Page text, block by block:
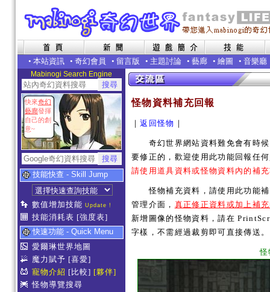
• 本站資訊 • 奇幻會員 • 留言版 • 主題討論 • 藝廊 • 繪圖 • 音樂廳
Mabinogi Search Engine
快來奇幻
藝廊發揮
自己的創
意~
技能快查 - Skill Jump
數值增加技能 Update !
技能消耗表 [強度表]
快速功能 - Quick Menu
愛爾琳世界地圖
魔力賦予 [喜愛]
寵物介紹 [比較] [夥伴]
怪物導覽搜尋
怪物資料補充回報
｜返回怪物 ｜
奇幻世界網站資料難免會有時候
要修正的，歡迎使用此功能回報任
請使用道具資料或怪物資料內的補
怪物補充資料，請使用此功能補
管理介面， 真正修正資料或加上補
新增圖像的怪物資料，請在
字樣，不需經過裁剪即可直接傳送。
怪